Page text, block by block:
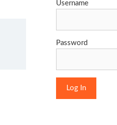
Username
Password